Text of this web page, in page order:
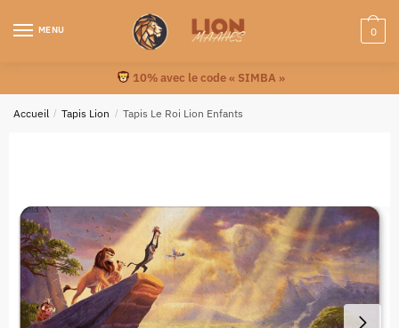
MENU 0
10% avec le code « SIMBA »
Accueil / Tapis Lion / Tapis Le Roi Lion Enfants